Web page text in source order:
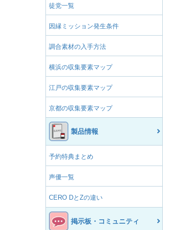
徒党一覧
因縁ミッション発生条件
調合素材の入手方法
横浜の収集要素マップ
江戸の収集要素マップ
京都の収集要素マップ
製品情報
予約特典まとめ
声優一覧
CERO DとZの違い
掲示板・コミュニティ